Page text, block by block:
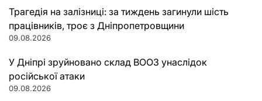
Трагедія на залізниці: за тиждень загинули шість
працівників, троє з Дніпропетровщини
09.08.2026
У Дніпрі зруйновано склад ВООЗ унаслідок
російської атаки
09.08.2026